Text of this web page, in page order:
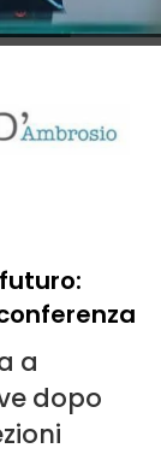
a
dopo